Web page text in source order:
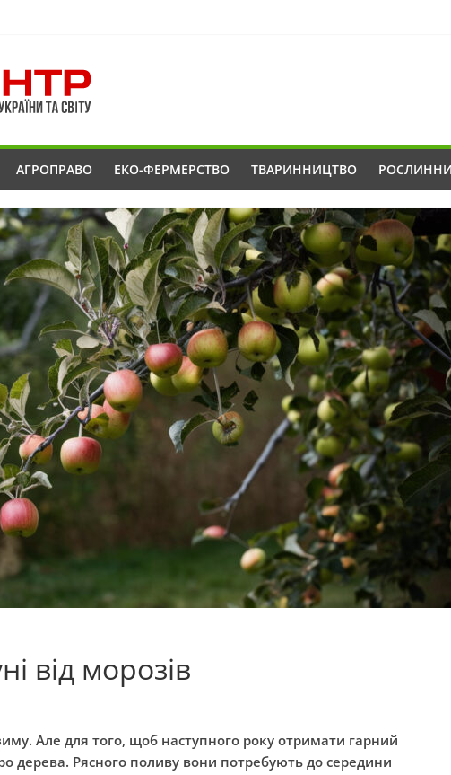
АГРОПРАВО ЕКО-ФЕРМЕРСТВО ТВАРИННИЦТВО
від морозів
Але для того, щоб наступного року отримати гарний
дерева. Рясного поливу вони потребують до середини